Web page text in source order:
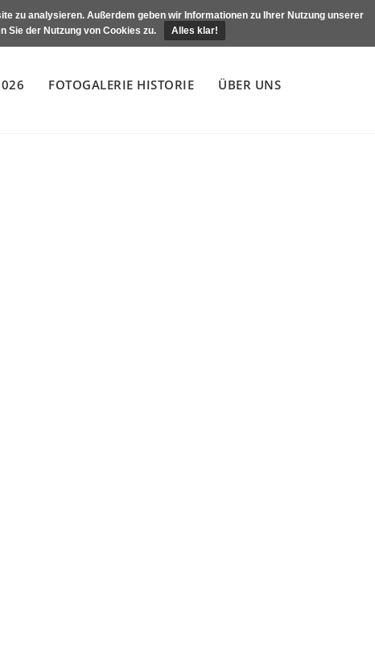
FOTOGALERIE HISTORIE ÜBER UNS
zu analysieren. Außerdem geben wir Informationen zu Ihrer Nutzung unserer
Sie der Nutzung von Cookies zu.
Alles klar!